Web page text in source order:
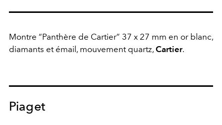
Montre “Panthère de Cartier” 37 x 27 mm en or blanc,
diamants et émail, mouvement quartz, Cartier.
Piaget